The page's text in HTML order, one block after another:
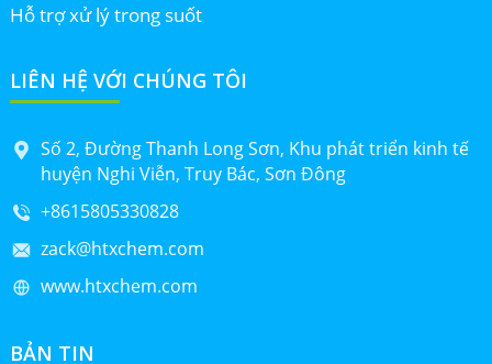
Hỗ trợ xử lý trong suốt
LIÊN HỆ VỚI CHÚNG TÔI
Số 2, Đường Thanh Long Sơn, Khu phát triển kinh tế
huyện Nghi Viễn, Truy Bác, Sơn Đông
+8615805330828
zack@htxchem.com
www.htxchem.com
BẢN TIN